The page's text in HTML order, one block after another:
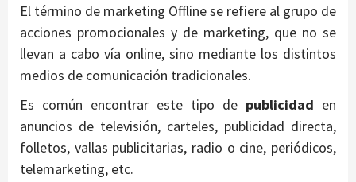
El término de marketing Offline se refiere al grupo de
acciones promocionales y de marketing, que no se
llevan a cabo vía online, sino mediante los distintos
medios de comunicación tradicionales.
Es común encontrar este tipo de publicidad en
anuncios de televisión, carteles, publicidad directa,
folletos, vallas publicitarias, radio o cine, periódicos,
telemarketing, etc.